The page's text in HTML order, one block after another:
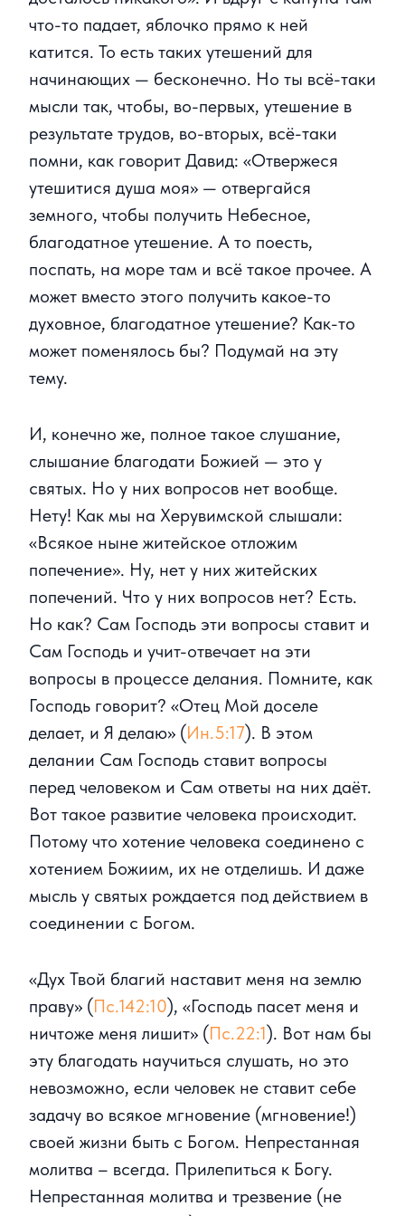
что-то падает, яблочко прямо к ней
катится. То есть таких утешений для
начинающих — бесконечно. Но ты всё-таки
мысли так, чтобы, во-первых, утешение в
результате трудов, во-вторых, всё-таки
помни, как говорит Давид: «Отвержеся
утешитися душа моя» — отвергайся
земного, чтобы получить Небесное,
благодатное утешение. А то поесть,
поспать, на море там и всё такое прочее. А
может вместо этого получить какое-то
духовное, благодатное утешение? Как-то
может поменялось бы? Подумай на эту
тему.
И, конечно же, полное такое слушание,
слышание благодати Божией — это у
святых. Но у них вопросов нет вообще.
Нету! Как мы на Херувимской слышали:
«Всякое ныне житейское отложим
попечение». Ну, нет у них житейских
попечений. Что у них вопросов нет? Есть.
Но как? Сам Господь эти вопросы ставит и
Сам Господь и учит-отвечает на эти
вопросы в процессе делания. Помните, как
Господь говорит? «Отец Мой доселе
делает, и Я делаю» (Ин.5:17). В этом
делании Сам Господь ставит вопросы
перед человеком и Сам ответы на них даёт.
Вот такое развитие человека происходит.
Потому что хотение человека соединено с
хотением Божиим, их не отделишь. И даже
мысль у святых рождается под действием в
соединении с Богом.
«Дух Твой благий наставит меня на землю
праву» (Пс.142:10), «Господь пасет меня и
ничтоже меня лишит» (Пс.22:1). Вот нам бы
эту благодать научиться слушать, но это
невозможно, если человек не ставит себе
задачу во всякое мгновение (мгновение!)
своей жизни быть с Богом. Непрестанная
молитва – всегда. Прилепиться к Богу.
Непрестанная молитва и трезвение (не